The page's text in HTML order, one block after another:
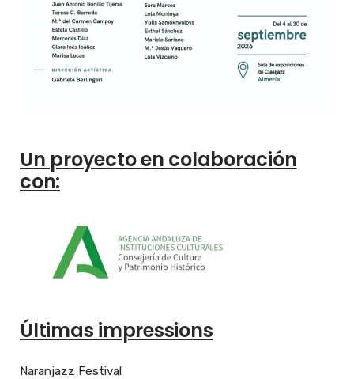
Un proyecto en colaboración
con:
Últimas impressions
Naranjazz Festival